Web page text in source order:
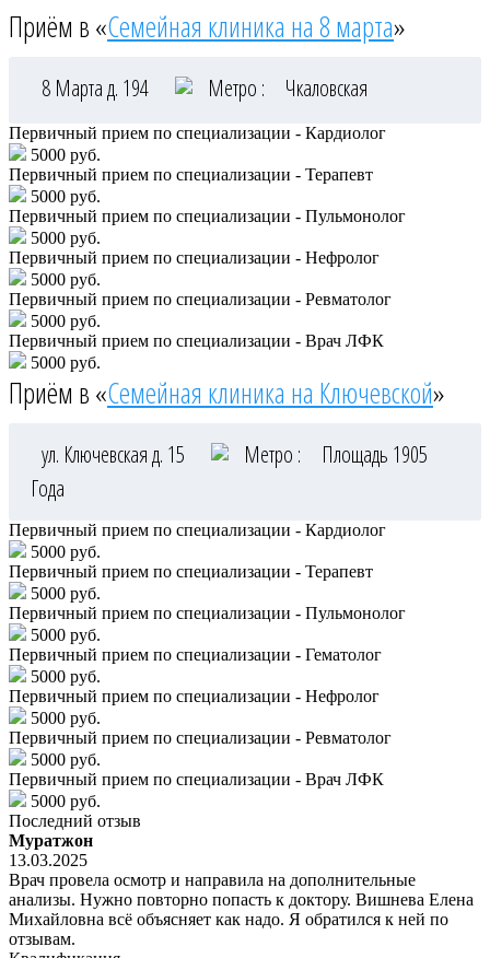
Приём в «Семейная клиника на 8 марта»
8 Марта д. 194 Метро : Чкаловская
Первичный прием по специализации - Кардиолог
5000 руб.
Первичный прием по специализации - Терапевт
5000 руб.
Первичный прием по специализации - Пульмонолог
5000 руб.
Первичный прием по специализации - Нефролог
5000 руб.
Первичный прием по специализации - Ревматолог
5000 руб.
Первичный прием по специализации - Врач ЛФК
5000 руб.
Приём в «Семейная клиника на Ключевской»
ул. Ключевская д. 15 Метро :
Площадь 1905
Года
Первичный прием по специализации - Кардиолог
5000 руб.
Первичный прием по специализации - Терапевт
5000 руб.
Первичный прием по специализации - Пульмонолог
5000 руб.
Первичный прием по специализации - Гематолог
5000 руб.
Первичный прием по специализации - Нефролог
5000 руб.
Первичный прием по специализации - Ревматолог
5000 руб.
Первичный прием по специализации - Врач ЛФК
5000 руб.
Последний отзыв
Муратжон
13.03.2025
Врач провела осмотр и направила на дополнительные
анализы. Нужно повторно попасть к доктору. Вишнева Елена
Михайловна всё объясняет как надо. Я обратился к ней по
отзывам.